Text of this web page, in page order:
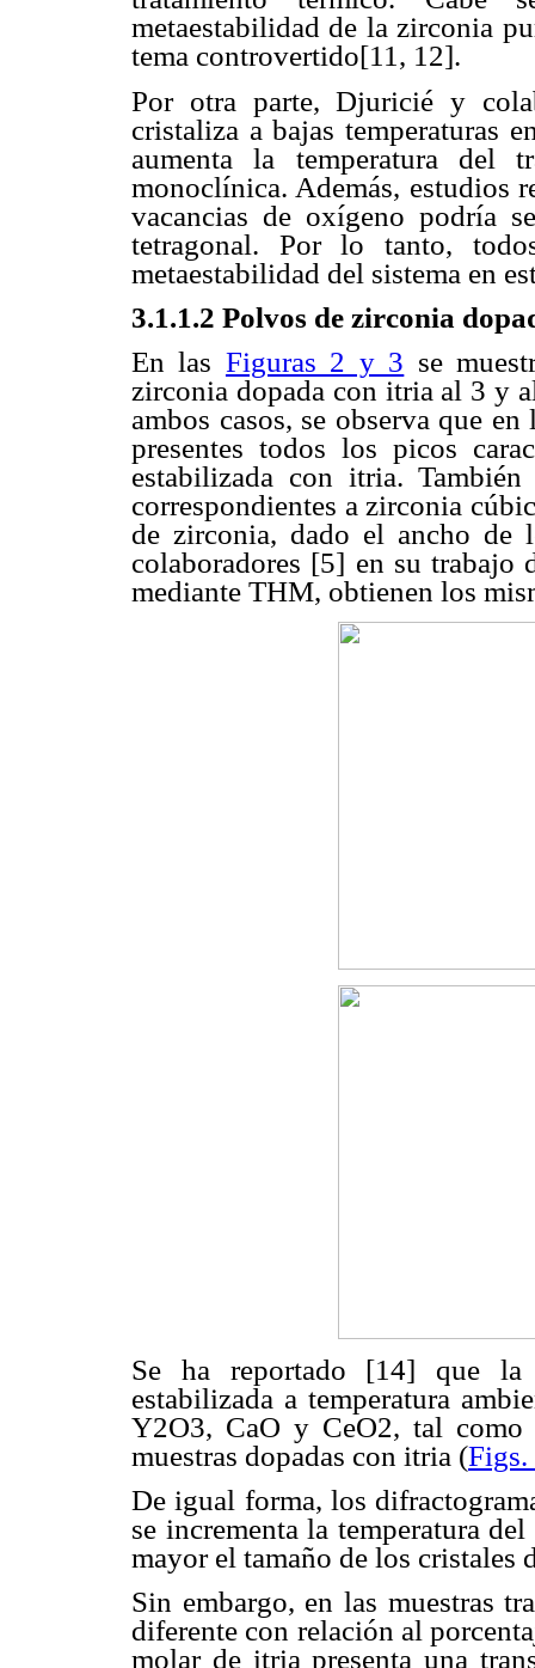
metaestabilidad de la zirconia
tema controvertido[11, 12].
Por otra parte, Djuricié y
cristaliza a bajas temperaturas
aumenta la temperatura del
monoclínica. Además, estudios
vacancias de oxígeno podría
tetragonal. Por lo tanto,
metaestabilidad del sistema en
3.1.1.2 Polvos de zirconia
En las Figuras 2 y 3 se
zirconia dopada con itria al 3 y
ambos casos, se observa que
presentes todos los picos
estabilizada con itria.
correspondientes a zirconia
de zirconia, dado el ancho de
colaboradores [5] en su trabajo
mediante THM, obtienen los
Se ha reportado [14] que la
estabilizada a temperatura
Y2O3, CaO y CeO2, tal como
muestras dopadas con itria (Figs.
De igual forma, los
se incrementa la temperatura
mayor el tamaño de los cristales
Sin embargo, en las muestras
diferente con relación al
molar de itria presenta una